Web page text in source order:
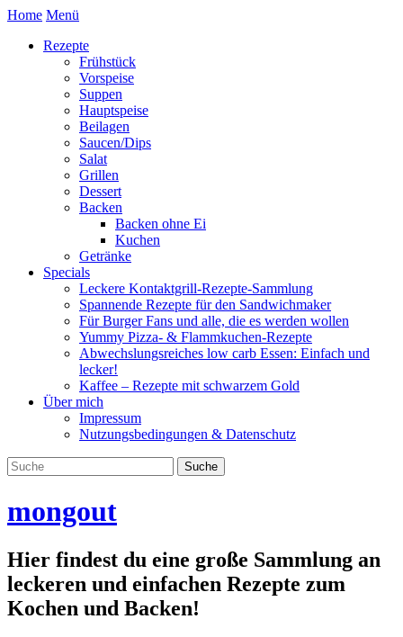
Home Menü
Rezepte
Frühstück
Vorspeise
Suppen
Hauptspeise
Beilagen
Saucen/Dips
Salat
Grillen
Dessert
Backen
Backen ohne Ei
Kuchen
Getränke
Specials
Leckere Kontaktgrill-Rezepte-Sammlung
Spannende Rezepte für den Sandwichmaker
Für Burger Fans und alle, die es werden wollen
Yummy Pizza- & Flammkuchen-Rezepte
Abwechslungsreiches low carb Essen: Einfach und
lecker!
Kaffee – Rezepte mit schwarzem Gold
Über mich
Impressum
Nutzungsbedingungen & Datenschutz
mongout
Hier findest du eine große Sammlung an
leckeren und einfachen Rezepte zum
Kochen und Backen!